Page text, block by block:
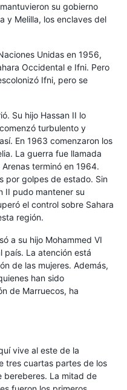
su gobierno
y Melilla, los enclaves del
Unidas en 1956,
Occidental e Ifni. Pero
Ifni, pero se
Su hijo Hassan II lo
turbulento y
En 1963 comenzaron los
La guerra fue llamada
terminó en 1964.
por golpes de estado. Sin
II pudo mantener su
el control sobre Sahara
región.
a su hijo Mohammed VI
país. La atención está
de las mujeres. Además,
han sido
de Marruecos, ha
vive al este de la
tres cuartas partes de los
bereberes. La mitad de